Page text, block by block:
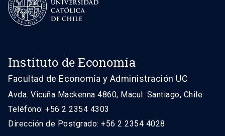
Instituto de Economía
Facultad de Economía y Administración UC
Avda. Vicuña Mackenna 4860, Macul. Santiago, Chile
Teléfono: +56 2 2354 4303
Dirección de Postgrado: +56 2 2354 4028